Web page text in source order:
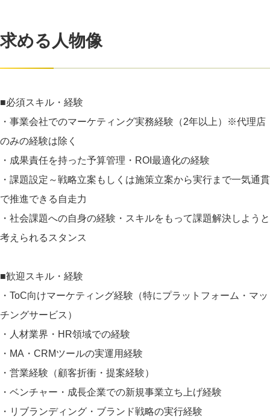
求める人物像
■必須スキル・経験
・事業会社でのマーケティング実務経験（2年以上）※代理店
のみの経験は除く
・成果責任を持った予算管理・ROI最適化の経験
・課題設定～戦略立案もしくは施策立案から実行まで一気通貫
で推進できる自走力
・社会課題への自身の経験・スキルをもって課題解決しようと
考えられるスタンス
■歓迎スキル・経験
・ToC向けマーケティング経験（特にプラットフォーム・マッ
チングサービス）
・人材業界・HR領域での経験
・MA・CRMツールの実運用経験
・営業経験（顧客折衝・提案経験）
・ベンチャー・成長企業での新規事業立ち上げ経験
・リブランディング・ブランド戦略の実行経験